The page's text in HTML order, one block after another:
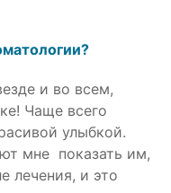
и во всем,
Чаще всего
улыбкой.
мне показать им,
лечения, и это